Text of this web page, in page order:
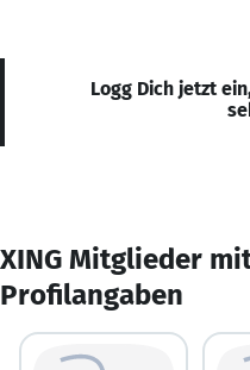
Logg Dich jetzt
XING Mitglieder
Profilangaben